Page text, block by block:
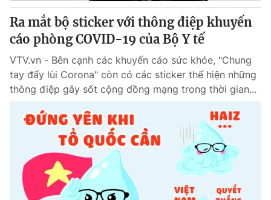
® Cấm sao chép dưới mọi hình thức nếu không có sự chấp
thuận bằng văn bản. Ghi rõ nguồn VTV.vn khi phát hành lại
thông tin từ website này.
Ra mắt bộ sticker với thông điệp khuyến
cáo phòng COVID-19 của Bộ Y tế
VTV.vn - Bên cạnh các khuyến cáo sức khỏe, "Chung
tay đẩy lùi Corona" còn có các sticker thể hiện những
thông điệp gây sốt cộng đồng mạng trong thời gian...